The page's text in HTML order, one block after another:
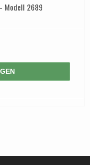
Modell 2689